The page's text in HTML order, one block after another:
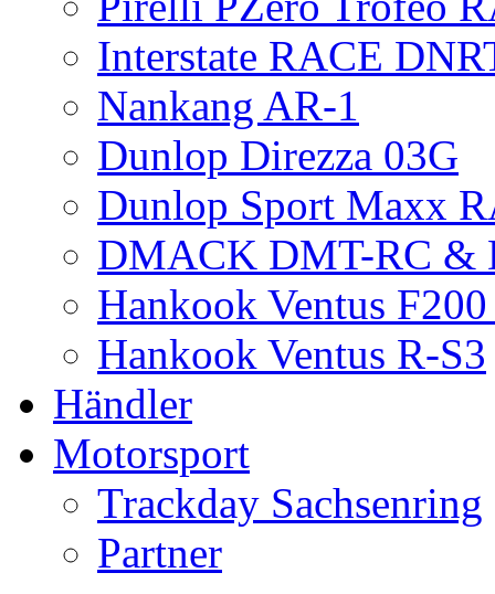
Interstate RACE
Nankang AR-1
Dunlop Direzza 03G
Dunlop Sport Maxx
DMACK DMT-RC &
Hankook Ventus
Hankook Ventus R-S3
Händler
Motorsport
Trackday Sachsenring
Partner